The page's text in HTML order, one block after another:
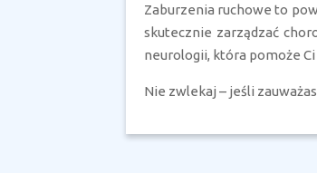
Zaburzenia ruchowe to
skutecznie zarządzać
neurologii, która pomoże
Nie zwlekaj – jeśli